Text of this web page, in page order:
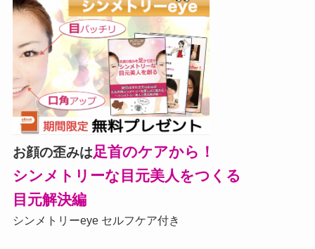
お顔の歪みは足首のケアから！
シンメトリーな目元美人をつくる
目元解決編
シンメトリーeye セルフケア付き